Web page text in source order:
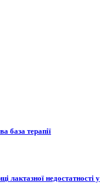
база терапії
лактазної недостатності у